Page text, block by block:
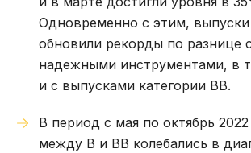
Одновременно с этим, выпуски
обновили рекорды по разнице
надежными инструментами, в
и с выпусками категории ВВ.
В период с мая по октябрь
между В и ВВ колебались в